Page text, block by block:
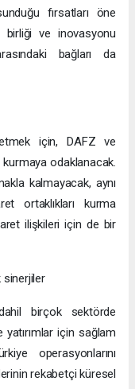
fırsatları öne
birliği ve inovasyonu
bağları da
etmek için, DAFZ ve
kurmaya odaklanacak.
kalmayacak, aynı
ortaklıkları kurma
ilişkileri için de bir
sinerjiler
birçok sektörde
için sağlam
operasyonlarını
rekabetçi küresel